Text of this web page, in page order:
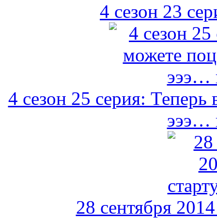
4 сезон 23
4 сезон 25 серия:
эээ…
28 сентября